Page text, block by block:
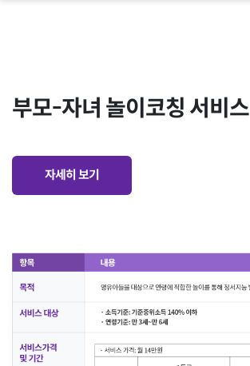
부모-자녀 놀이코칭 서비스
자세히 보기